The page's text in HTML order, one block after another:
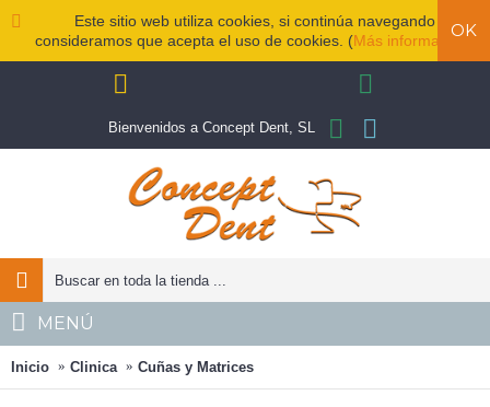
Este sitio web utiliza cookies, si continúa navegando
consideramos que acepta el uso de cookies. (Más información
OK
Bienvenidos a Concept Dent, SL
MENÚ
Inicio Clinica Cuñas y Matrices